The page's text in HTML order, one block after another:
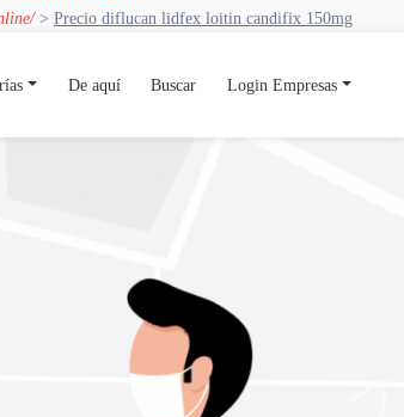
> Precio diflucan lidfex loitin candifix 150mg
De aquí Buscar Login Empresas